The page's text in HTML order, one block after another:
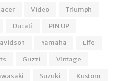
Video
Triumph
Ducati
PIN UP
Yamaha
Life
Guzzi
Vintage
Suzuki
Kustom